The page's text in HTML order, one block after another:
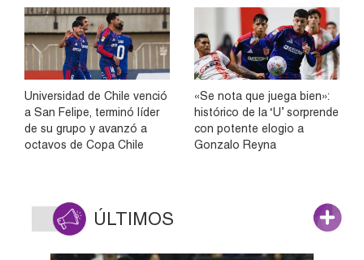
Universidad de Chile venció
a San Felipe, terminó líder
de su grupo y avanzó a
octavos de Copa Chile
«Se nota que juega bien»:
histórico de la ‘U’ sorprende
con potente elogio a
Gonzalo Reyna
ÚLTIMOS